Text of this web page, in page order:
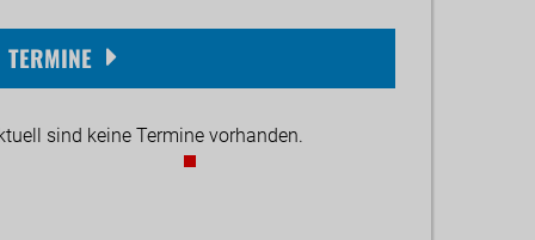
TERMINE
sind keine Termine vorhanden.